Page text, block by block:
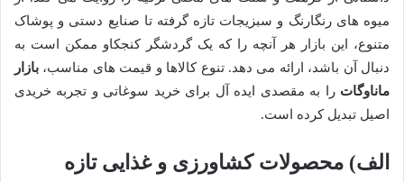
میوه های رنگارنگ و سبزیجات تازه گرفته تا صنایع دستی و پوشاک
متنوع، این بازار هر آنچه را که یک گردشگر کنجکاو ممکن است به
دنبال آن باشد، ارائه می دهد. تنوع کالاها و قیمت های مناسب، بازار
ماناوگات را به مقصدی ایده آل برای خرید سوغاتی و تجربه خریدی
اصیل تبدیل کرده است.
الف) محصولات کشاورزی و غذایی تازه